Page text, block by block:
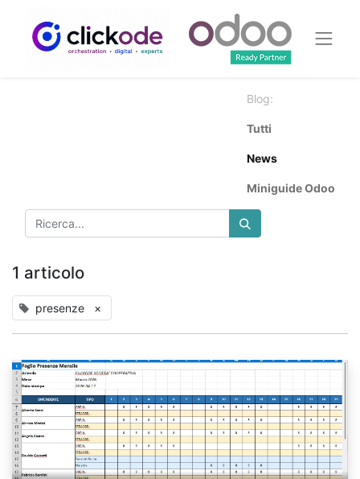
Blog:
Tutti
News
Miniguide Odoo
1 articolo
presenze ×